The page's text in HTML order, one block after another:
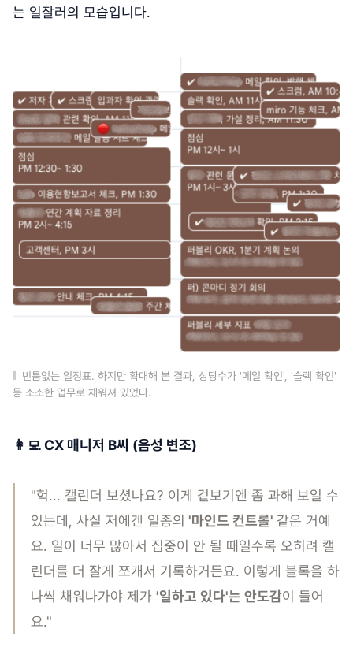
는 일잘러의 모습입니다.
빈틈없는 일정표. 하지만 확대해 본 결과, 상당수가 '메일 확인', '슬랙 확인'
등 소소한 업무로 채워져 있었다.
👩‍💻 CX 매니저 B씨 (음성 변조)
"헉... 캘린더 보셨나요? 이게 겉보기엔 좀 과해 보일 수
있는데, 사실 저에겐 일종의 '마인드 컨트롤' 같은 거예
요. 일이 너무 많아서 집중이 안 될 때일수록 오히려 캘
린더를 더 잘게 쪼개서 기록하거든요. 이렇게 블록을 하
나씩 채워나가야 제가 '일하고 있다'는 안도감이 들어
요."